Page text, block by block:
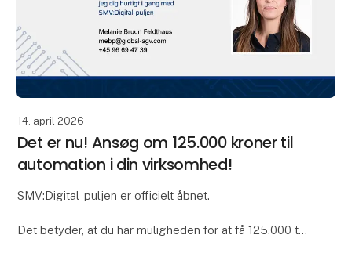
14. april 2026
Det er nu! Ansøg om 125.000 kroner til
automation i din virksomhed!
SMV:Digital-puljen er officielt åbnet.
Det betyder, at du har muligheden for at få 125.000 til